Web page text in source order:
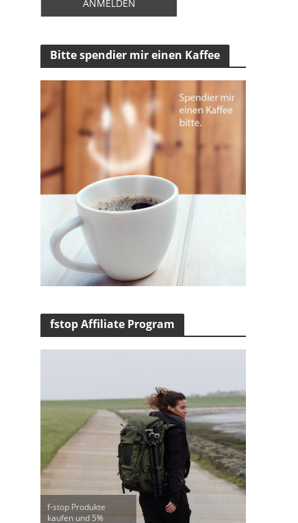
Bitte spendier mir einen Kaffee
fstop Affiliate Program
f-stop Produkte
kaufen und 5%